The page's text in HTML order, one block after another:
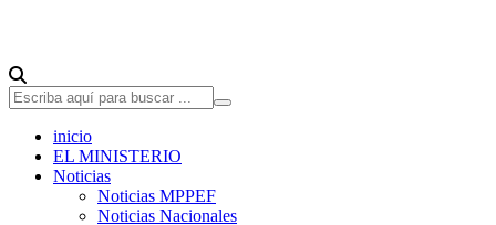
inicio
EL MINISTERIO
Noticias
Noticias MPPEF
Noticias Nacionales